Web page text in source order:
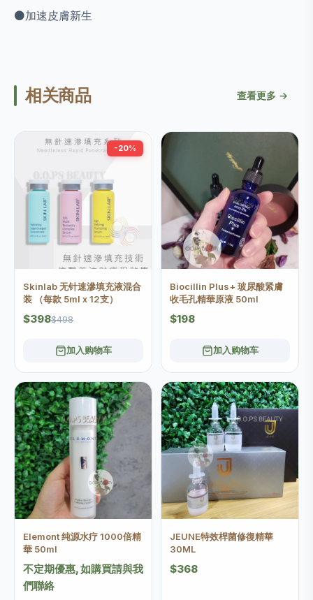
⚫️加速皮膚新生
相关商品 查看更多 →
-20%
Skinlab 无针速滲填充液混合
装 （每款 5ml x 12支）
$398$498
加入购物车
Biocillin Plus+ 玻尿酸紧膚
收毛孔精華原液 50ml
$198
加入购物车
Elemont 纯源水疗 1000倍精
華 50ml
不定期優惠, 如購買請與我
們聯絡
JEUNE特效桿菌修復精華
30ML
$368